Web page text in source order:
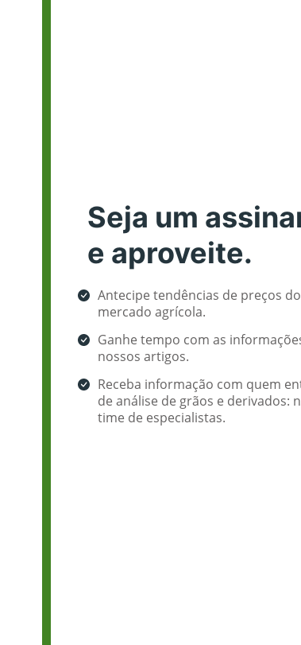
Seja um
e aproveite.
Antecipe tendências de preços do
mercado agrícola.
Ganhe tempo com as
nossos artigos.
Receba informação com quem
de análise de grãos e derivados:
time de especialistas.